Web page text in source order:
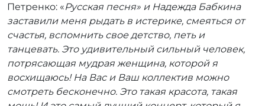
Петренко: «Русская песня» и Надежда Бабкина
заставили меня рыдать в истерике, смеяться от
счастья, вспомнить свое детство, петь и
танцевать. Это удивительный сильный человек,
потрясающая мудрая женщина, которой я
восхищаюсь! На Вас и Ваш коллектив можно
смотреть бесконечно. Это такая красота, такая